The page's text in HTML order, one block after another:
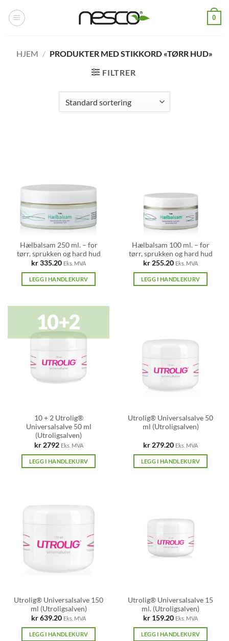
0
HJEM / PRODUKTER MED STIKKORD «TØRR HUD»
FILTRER
Hælbalsam 250 ml. – for
tørr, sprukken og hard hud
kr335.20 Eks. MVA
LEGG I HANDLEKURV
Hælbalsam 100 ml. – for
tørr, sprukken og hard hud
kr 255.20 Eks. MVA
LEGG I HANDLEKURV
10 + 2 Utrolig®
Universalsalve 50 ml
(Utroligsalven)
kr2792 Eks. MVA
LEGG I HANDLEKURV
Utrolig® Universalsalve 50
ml (Utroligsalven)
kr 279.20 Eks. MVA
LEGG I HANDLEKURV
Utrolig® Universalsalve 150
ml (Utroligsalven)
kr639.20 Eks. MVA
LEGG I HANDLEKURV
Utrolig® Universalsalve 15
ml. (Utroligsalven)
kr 159.20 Eks. MVA
LEGG I HANDLEKURV